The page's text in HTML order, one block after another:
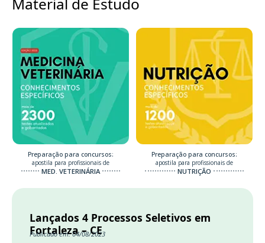
Preparação para concursos:
apostila para profissionais de
MED. VETERINÁRIA
Preparação para concursos:
apostila para profissionais de
NUTRIÇÃO
Lançados 4 Processos Seletivos em
Fortaleza – CE
Publicado em: 04/08/2023